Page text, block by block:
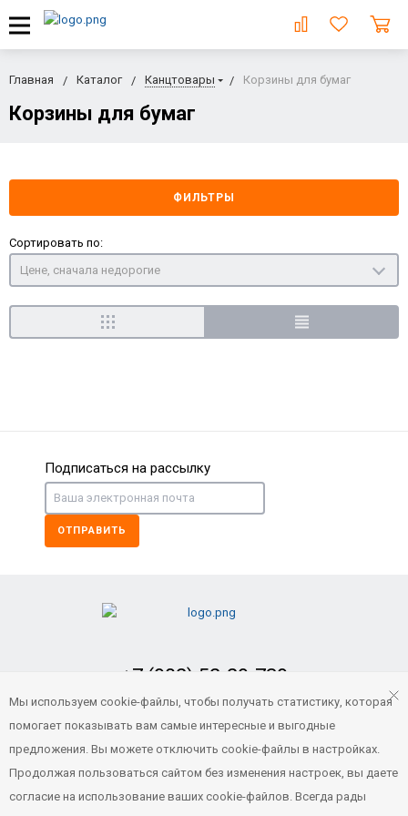
Главная Каталог Канцтовары Корзины для бумаг
Корзины для бумаг
ФИЛЬТРЫ
Сортировать по:
Цене, сначала недорогие
Подписаться на рассылку
ОТПРАВИТЬ
+7 (902) 52-29-739
Заказать обратный звонок
© 2021 Все права защищены
Мы используем cookie-файлы, чтобы получать статистику, которая
помогает показывать вам самые интересные и выгодные
предложения. Вы можете отключить cookie-файлы в настройках.
Продолжая пользоваться сайтом без изменения настроек, вы даете
согласие на использование ваших cookie-файлов. Всегда рады